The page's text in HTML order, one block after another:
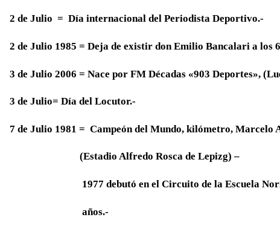
2 de Julio = Día internacional del Periodista Deportivo.-
2 de Julio 1985 = Deja de existir don Emilio Bancalari a los
3 de Julio 2006 = Nace por FM Décadas «903 Deportes»,
3 de Julio= Día del Locutor.-
7 de Julio 1981 = Campeón del Mundo, kilómetro, Marcelo
(Estadio Alfredo Rosca de Lepizg) –
1977 debutó en el Circuito de la Escuela Normal
años.-